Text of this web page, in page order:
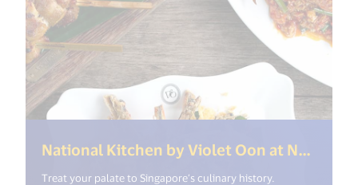
National Kitchen by Violet Oon at National Gallery
Treat your palate to Singapore’s culinary history.